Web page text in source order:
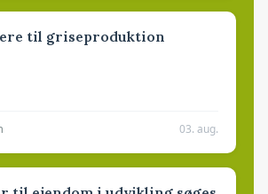
til griseproduktion
03. aug.